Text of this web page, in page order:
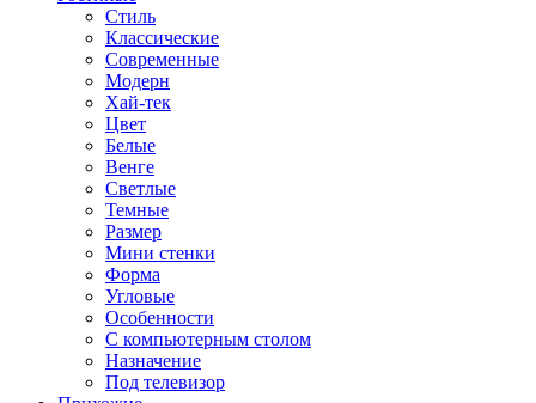
Стиль
Классические
Современные
Модерн
Хай-тек
Цвет
Белые
Венге
Светлые
Темные
Размер
Мини стенки
Форма
Угловые
Особенности
С компьютерным столом
Назначение
Под телевизор